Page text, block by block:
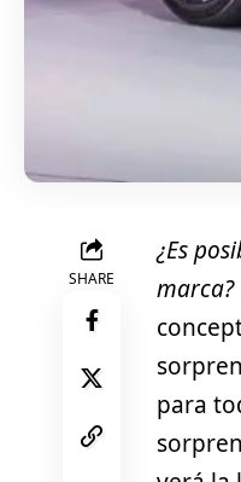
SHARE
¿Es
marca?
para